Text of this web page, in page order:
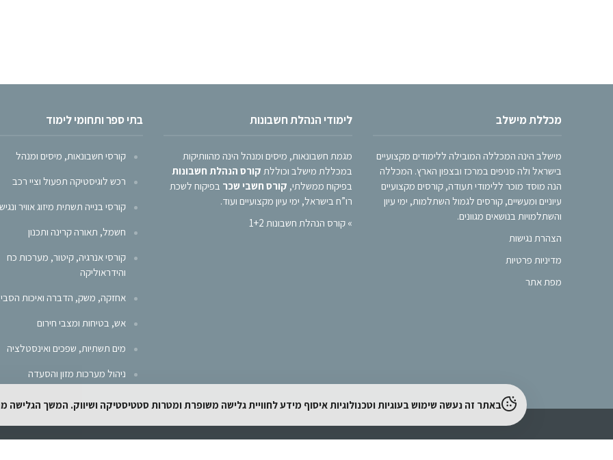
בתי ספר ותחומי לימוד
קורסי חשבונאות, מיסים ומנהל
רכש לוגיסטיקה תפעול וציי רכב
קורסי בנייה תשתית מיזוג אוויר
חשמל, תאורה קרינה ותכנון
קורסי אנרגיה, קיטור, מערכות כח
והידראוליקה
אחזקה, משק, הדברה ואיכות
אש, בטיחות ומצבי חירום
מים תשתיות, שפכים ואינסטלציה
ניהול מערכות מזון והסעדה
לימודי הנהלת חשבונות
מגמת חשבונאות, מיסים ומנהל הינה מהוותיקות
במכללת מישלב וכוללת קורס הנהלת חשבונות
בפיקוח ממשלתי, קורס חשבי שכר בפיקוח לשכת
רו”ח בישראל, ימי עיון מקצועיים ועוד.
»קורס הנהלת חשבונות 1+2
מכללת מישלב
מישלב הינה המכללה המובילה ללימודים מקצועיים
בישראל ולה סניפים במרכז ובצפון הארץ. המכללה
הנה מוסד מוכר ללימודי תעודה, קורסים מקצועיים
עיוניים ומעשיים, קורסים לגמול השתלמות, ימי עיון
והשתלמויות בנושאים מגוונים.
הצהרת נגישות
מדיניות פרטיות
מפת אתר
באתר זה נעשה שימוש בעוגיות וטכנולוגיות איסוף מידע לחוויית גלישה משופרת ומטרות סטטיסטיקה ושיווק. המשך